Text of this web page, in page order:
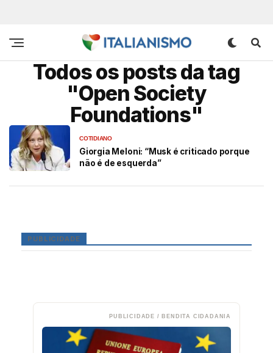
Todos os posts da tag
"Open Society
Foundations"
COTIDIANO
Giorgia Meloni: “Musk é criticado porque
não é de esquerda”
PUBLICIDADE
PUBLICIDADE / BENDITA CIDADANIA